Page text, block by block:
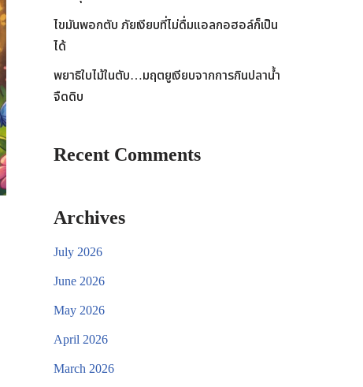
ไขมันพอกตับ ภัยเงียบที่ไม่ดื่มแอลกอฮอล์ก็เป็น
ได้
พยาธิใบไม้ในตับ…มฤตยูเงียบจากการกินปลาน้ำ
จืดดิบ
Recent Comments
Archives
July 2026
June 2026
May 2026
April 2026
March 2026